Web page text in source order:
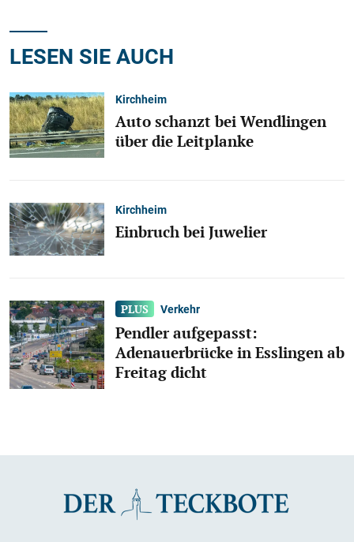
LESEN SIE AUCH
Kirchheim
Auto schanzt bei Wendlingen
über die Leitplanke
Kirchheim
Einbruch bei Juwelier
Verkehr
Pendler aufgepasst:
Adenauerbrücke in Esslingen ab
Freitag dicht